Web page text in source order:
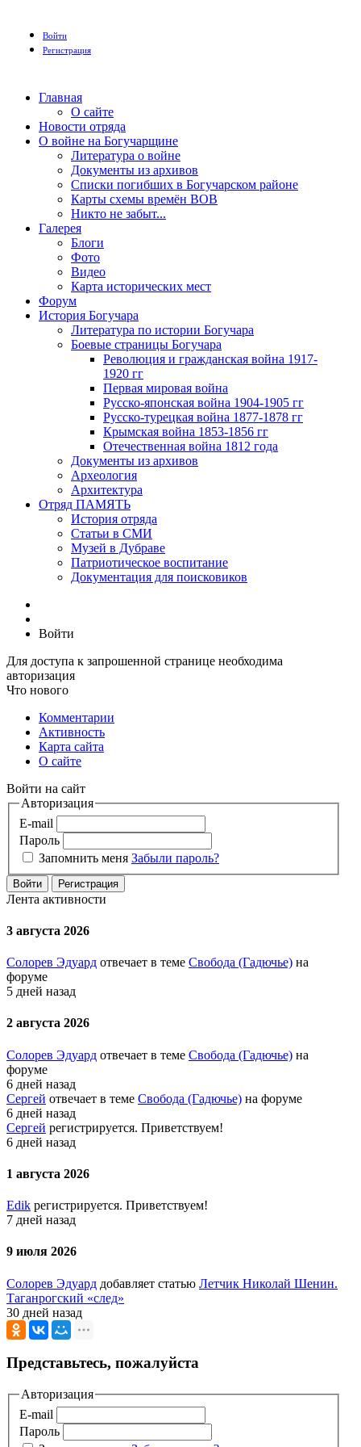
Войти
Регистрация
Главная
О сайте
Новости отряда
О войне на Богучарщине
Литература о войне
Документы из архивов
Списки погибших в Богучарском районе
Карты схемы времён ВОВ
Никто не забыт...
Галерея
Блоги
Фото
Видео
Карта исторических мест
Форум
История Богучара
Литература по истории Богучара
Боевые страницы Богучара
Революция и гражданская война 1917-
1920 гг
Первая мировая война
Русско-японская война 1904-1905 гг
Русско-турецкая война 1877-1878 гг
Крымская война 1853-1856 гг
Отечественная война 1812 года
Документы из архивов
Археология
Архитектура
Отряд ПАМЯТЬ
История отряда
Статьи в СМИ
Музей в Дубраве
Патриотическое воспитание
Документация для поисковиков
Войти
Для доступа к запрошенной странице необходима
авторизация
Что нового
Комментарии
Активность
Карта сайта
О сайте
Войти на сайт
Авторизация
E-mail
Пароль
Запомнить меня Забыли пароль?
Войти Регистрация
Лента активности
3 августа 2026
Солорев Эдуард отвечает в теме Свобода (Гадючье) на
форуме
5 дней назад
2 августа 2026
Солорев Эдуард отвечает в теме Свобода (Гадючье) на
форуме
6 дней назад
Сергей отвечает в теме Свобода (Гадючье) на форуме
6 дней назад
Сергей регистрируется. Приветствуем!
6 дней назад
1 августа 2026
Edik регистрируется. Приветствуем!
7 дней назад
9 июля 2026
Солорев Эдуард добавляет статью Летчик Николай Шенин.
Таганрогский «след»
30 дней назад
Представьтесь, пожалуйста
Авторизация
E-mail
Пароль